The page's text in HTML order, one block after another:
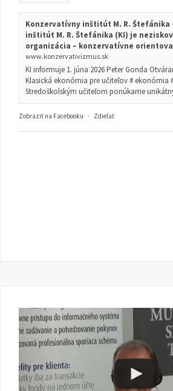
Konzervatívny inštitút M. R. Štefánika
inštitút M. R. Štefánika (KI) je
organizácia – konzervatívne
www.konzervativizmus.sk
KI informuje 1. júna 2026 Peter Gonda
Klasická ekonómia pre učiteľov # ekonómia
Stredoškolským učiteľom ponúkame
Zobraziť na Facebooku · Zdieľať